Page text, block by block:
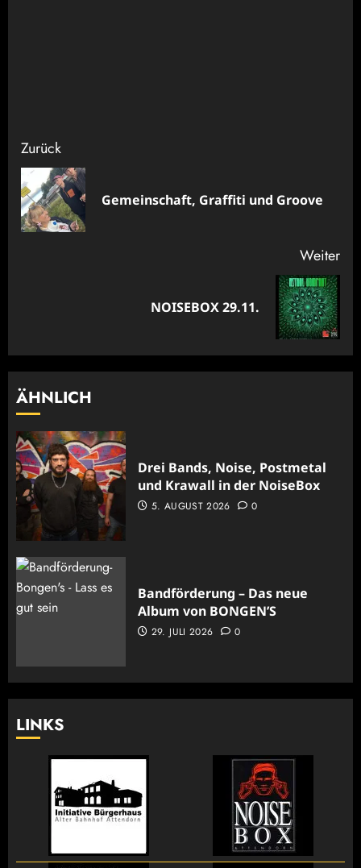
Beitragsnavigation
Zurück
Gemeinschaft, Graffiti und Groove
Weiter
NOISEBOX 29.11.
ÄHNLICH
Drei Bands, Noise, Postmetal
und Krawall in der NoiseBox
5. AUGUST 2026 0
Bandförderung – Das neue
Album von BONGEN’S
29. JULI 2026 0
LINKS